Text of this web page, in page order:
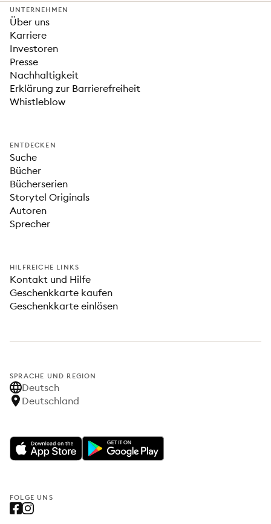
UNTERNEHMEN
Über uns
Karriere
Investoren
Presse
Nachhaltigkeit
Erklärung zur Barrierefreiheit
Whistleblow
ENTDECKEN
Suche
Bücher
Bücherserien
Storytel Originals
Autoren
Sprecher
HILFREICHE LINKS
Kontakt und Hilfe
Geschenkkarte kaufen
Geschenkkarte einlösen
SPRACHE UND REGION
Deutsch
Deutschland
FOLGE UNS